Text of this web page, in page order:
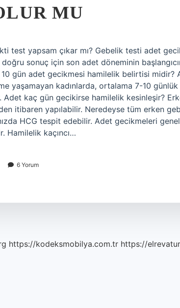
MU
test yapsam çıkar mı? Gebelik testi adet
sonuç için son adet döneminin
gün adet gecikmesi hamilelik belirtisi midir?
yaşamayan kadınlarda, ortalama 7-10
Adet kaç gün gecikirse hamilelik kesinleşir?
itibaren yapılabilir. Neredeyse tüm erken
HCG tespit edebilir. Adet gecikmeleri
Hamilelik kaçıncı…
6 Yorum
https://kodeksmobilya.com.tr https://